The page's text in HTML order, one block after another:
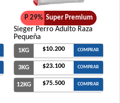
P 29% Super Premium
Sieger Perro Adulto Raza
Pequeña
1KG $10.200 COMPRAR
3KG $23.100 COMPRAR
12KG $75.500 COMPRAR